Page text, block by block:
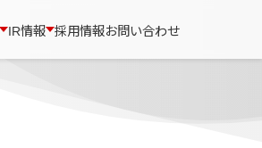
IR情報 採用情報お問い合わせ